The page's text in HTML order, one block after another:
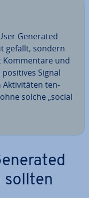
Generated
gefällt, sondern
Kom­men­ta­re und
Signal
Ak­ti­vi­tä­ten ten­
solche „social
sollten